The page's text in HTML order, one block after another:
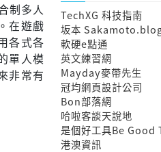
制多人
在遊戲
各式各
單人模
非常有
TechXG 科技指南
坂本
軟硬e點通
英文練習網
Mayday麥帶先生
冠均網頁設計公司
Bon部落網
哈啦客談天說地
是個好工具Be Good
港澳資訊